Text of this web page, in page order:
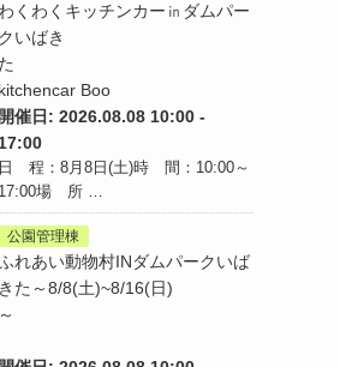
わくわくキッチンカー㏌ダムパー
クいばき
た
kitchencar Boo
開催日: 2026.08.08 10:00 -
17:00
日 程：8月8日(土)時 間：10:00～
17:00場 所 …
公園管理棟
れあい動物村INダムパークいば
きた～8/8(土)~8/16(日)
～